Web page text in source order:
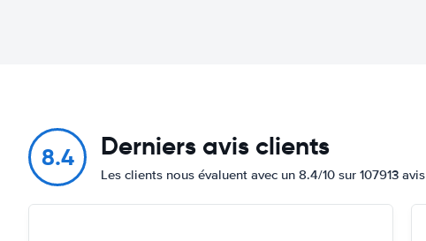
8.4 Derniers avis clients
Les clients nous évaluent avec un 8.4/10 sur 107913 avis